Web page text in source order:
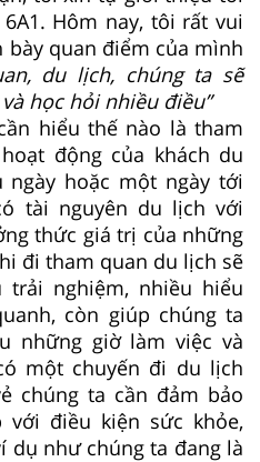
Hôm nay, tôi rất vui
quan điểm của mình
du lịch, chúng ta sẽ
học hỏi nhiều điều”
hiểu thế nào là tham
động của khách du
hoặc một ngày tới
tài nguyên du lịch với
thức giá trị của những
đi tham quan du lịch sẽ
nghiệm, nhiều hiểu
còn giúp chúng ta
những giờ làm việc và
một chuyến đi du lịch
chúng ta cần đảm bảo
điều kiện sức khỏe,
dụ như chúng ta đang là